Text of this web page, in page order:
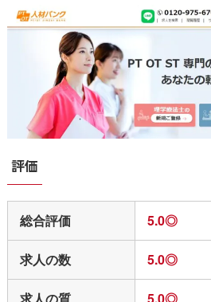
評価
総合評価 5.0◎
求人の数 5.0◎